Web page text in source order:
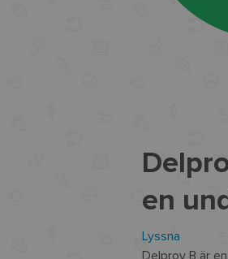
en
Lyssna
Delprov B är